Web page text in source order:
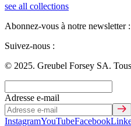
see all collections
Abonnez-vous à notre newsletter :
Suivez-nous :
© 2025. Greubel Forsey SA.
Adresse e-mail
InstagramYouTubeFacebook